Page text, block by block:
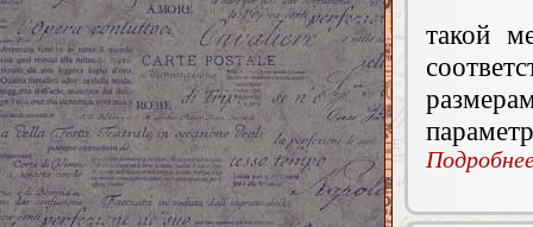
такой